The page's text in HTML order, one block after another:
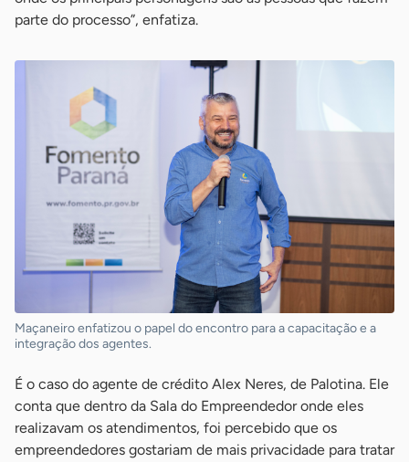
parte do processo”, enfatiza.
Maçaneiro enfatizou o papel do encontro para a capacitação e a
integração dos agentes.
É o caso do agente de crédito Alex Neres, de Palotina. Ele
conta que dentro da Sala do Empreendedor onde eles
realizavam os atendimentos, foi percebido que os
empreendedores gostariam de mais privacidade para tratar